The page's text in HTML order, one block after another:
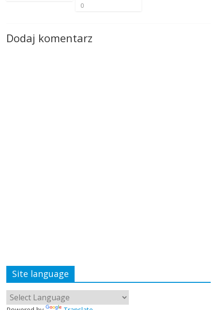
0
Dodaj komentarz
Site language